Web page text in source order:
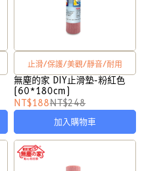
止滑/保護/美觀/靜音/耐用
無塵的家 DIY止滑墊-粉紅色
(60*180cm)
NT$188NT$248
加入購物車